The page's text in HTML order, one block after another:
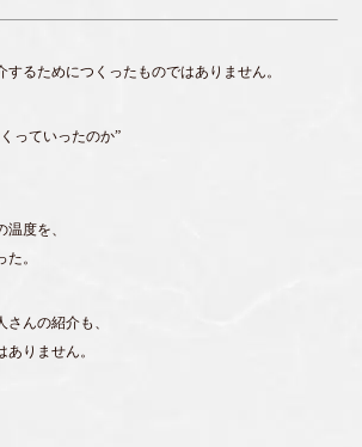
するためにつくったものではありません。
っていったのか”
度を、
。
んの紹介も、
りません。